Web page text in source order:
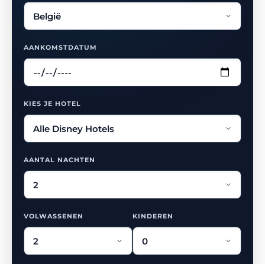
AANKOMSTDATUM
KIES JE HOTEL
AANTAL NACHTEN
VOLWASSENEN KINDEREN